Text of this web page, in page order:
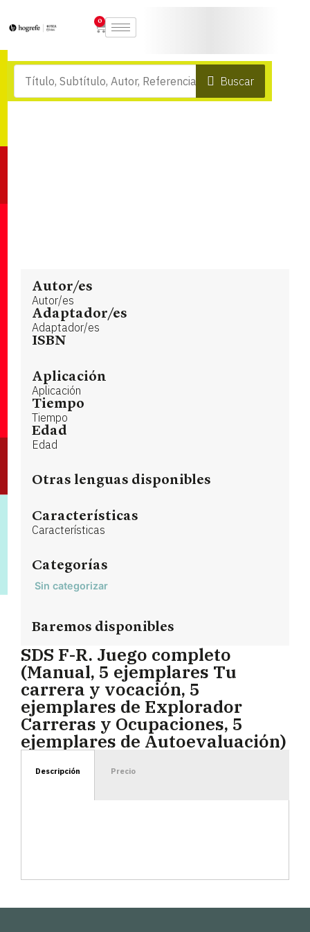
0
Buscar
Autor/es
Autor/es
Adaptador/es
Adaptador/es
ISBN
Aplicación
Aplicación
Tiempo
Tiempo
Edad
Edad
Otras lenguas disponibles
Características
Características
Categorías
Sin categorizar
Baremos disponibles
SDS F-R. Juego completo
(Manual, 5 ejemplares Tu
carrera y vocación, 5
ejemplares de Explorador
Carreras y Ocupaciones, 5
ejemplares de Autoevaluación)
Descripción Precio